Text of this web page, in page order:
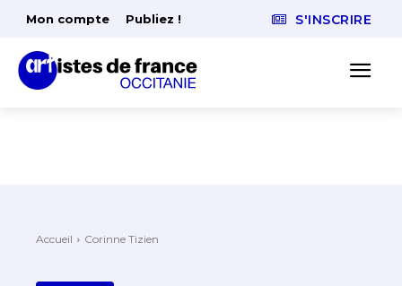
Mon compte Publiez ! S'INSCRIRE
Accueil Corinne Tizien